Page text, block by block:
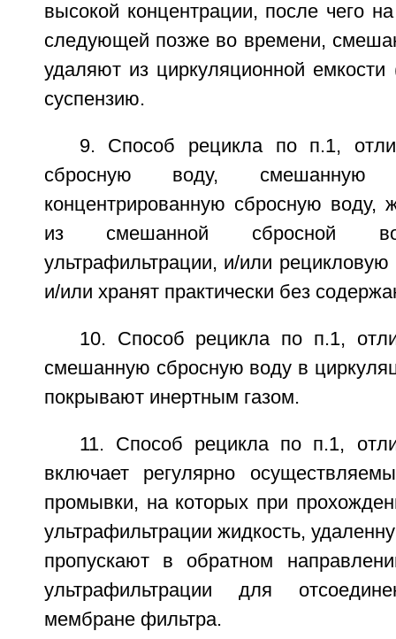
высокой концентрации, после чего
следующей позже во времени,
удаляют из циркуляционной
суспензию.
9. Способ рецикла по п.1,
сбросную воду, смешанную
концентрированную сбросную воду,
из смешанной сбросной
ультрафильтрации, и/или
и/или хранят практически без
10. Способ рецикла по п.1,
смешанную сбросную воду в
покрывают инертным газом.
11. Способ рецикла по п.1,
включает регулярно
промывки, на которых при
ультрафильтрации жидкость,
пропускают в обратном
ультрафильтрации для
мембране фильтра.